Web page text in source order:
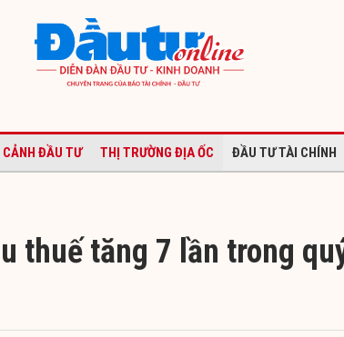
ĐẦU TƯ THỊ TRƯỜNG ĐỊA ỐC ĐẦU TƯ TÀI CHÍNH
thuế tăng 7 lần trong